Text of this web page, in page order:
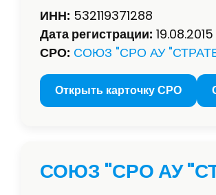
ИНН: 532119371288
Дата регистрации: 19.08.2015
СРО: СОЮЗ "СРО АУ
Открыть карточку СРО
СОЮЗ "СРО АУ